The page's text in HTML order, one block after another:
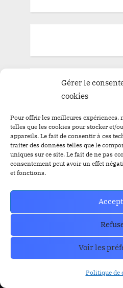
Gérer le
cookies
Pour offrir les meilleures expériences,
telles que les cookies pour stocker et/
appareils. Le fait de consentir à ces
traiter des données telles que le
uniques sur ce site. Le fait de ne pas
consentement peut avoir un effet
et fonctions.
Voir les
Politique de
Trust Wallet Permet
Sans Trader ? Les
prev
Intigration & API